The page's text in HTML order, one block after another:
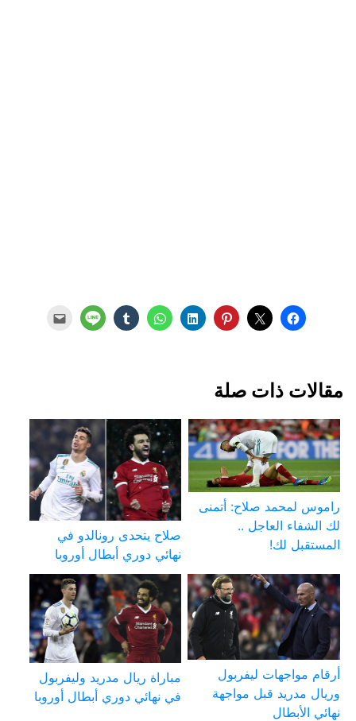
مقالات ذات صلة
راموس لمحمد صلاح: أتمنى
لك الشفاء العاجل ..
المستقبل لك!
صلاح يتحدى رونالدو في
نهائي دوري أبطال أوروبا
أرقام مواجهات ليفربول
وريال مدريد قبل مواجهة
نهائي الأبطال
مباراة ريال مدريد وليفربول
في نهائي دوري أبطال أوروبا